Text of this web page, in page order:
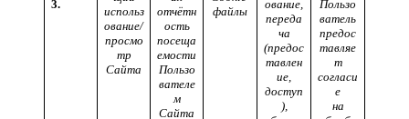
3.
использ
ование/
просмо
тр
Сайта
отчётн
ость
посеща
емости
Пользо
вателе
м
Сайта
файлы
ование,
переда
ча
(предос
тавлен
ие,
доступ
),
Пользо
ватель
предос
тавляе
т
согласи
е
на